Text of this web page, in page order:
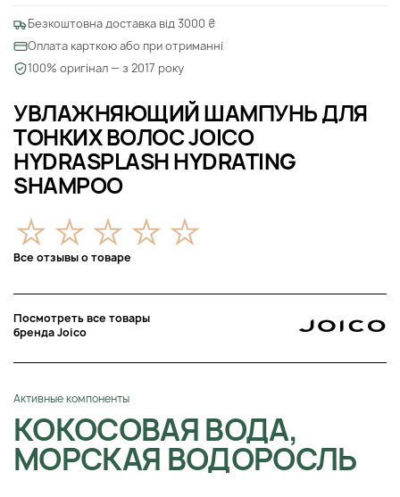
УВЛАЖНЯЮЩИЙ ШАМПУНЬ ДЛЯ
ТОНКИХ ВОЛОС JOICO
HYDRASPLASH HYDRATING
SHAMPOO
Все отзывы о товаре
Посмотреть все товары
бренда Joico
Активные компоненты
КОКОСОВАЯ ВОДА,
МОРСКАЯ ВОДОРОСЛЬ
Безкоштовна доставка від 3000 ₴
Оплата карткою або при отриманні
100% оригінал — з 2017 року